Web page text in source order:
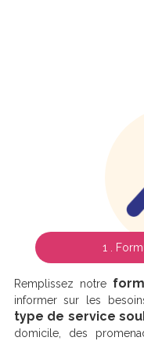
1 .
Remplissez notre
informer sur les
type de service
domicile, des